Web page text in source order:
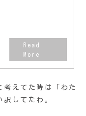
考えてた時は「わた
してたわ。